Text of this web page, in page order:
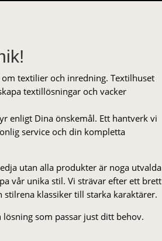
textilier och inredning. Textilhuset
textillösningar och vacker
enligt Dina önskemål. Ett hantverk vi
service och din kompletta
utan alla produkter är noga utvalda
vår unika stil. Vi strä­var efter ett brett
klas­siker till starka karaktärer.
lösning som passar just ditt behov.